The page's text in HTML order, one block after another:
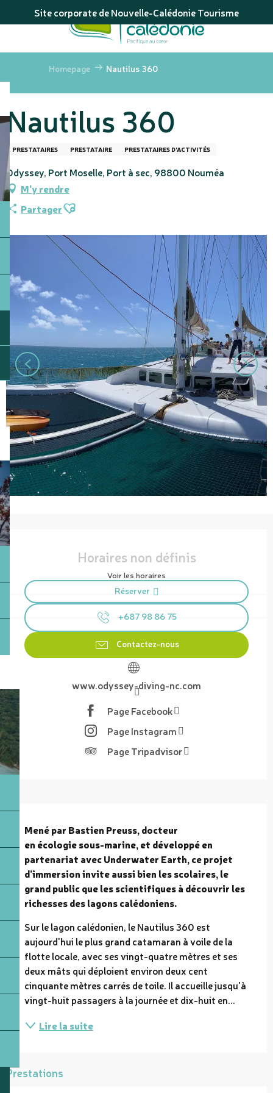
au
principal
Site corporate de Nouvelle-Calédonie Tourisme
Homepage Nautilus 360
Nautilus 360
PRESTATAIRES PRESTATAIRE PRESTATAIRES D'ACTIVITÉS
Odyssey, Port Moselle, Port à sec, 98800 Nouméa
M'y rendre
PartagerAjouter aux favoris
Ouverture et coordonnées
Horaires non définis
Voir les horaires
Réserver
+687 98 86 75
Contactez-nous
www.odyssey-diving-nc.com
Page Facebook
Page Instagram
Page Tripadvisor
Description
Mené par Bastien Preuss, docteur
en écologie sous-marine, et développé en
partenariat avec Underwater Earth, ce projet
d’immersion invite aussi bien les scolaires, le
grand public que les scientifiques à découvrir les
richesses des lagons calédoniens.
Sur le lagon calédonien, le Nautilus 360 est
aujourd'hui le plus grand catamaran à voile de la
flotte locale, avec ses vingt-quatre mètres et ses
deux mâts qui déploient environ deux cent
cinquante mètres carrés de toile. Il accueille jusqu'à
vingt-huit passagers à la journée et dix-huit en...
Lire la suite
Prestations